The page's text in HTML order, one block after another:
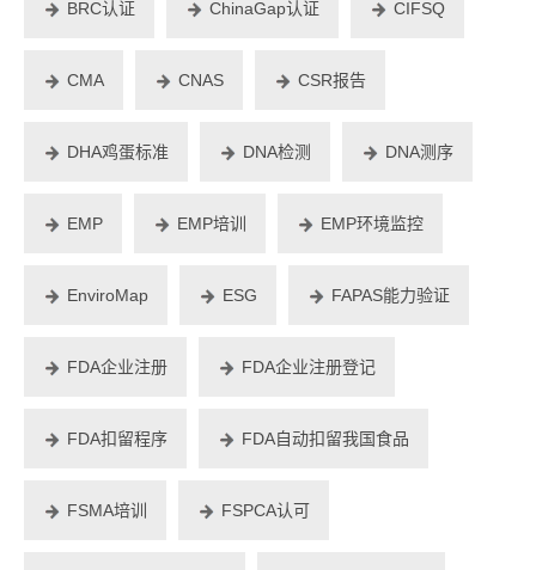
BRC认证 ChinaGap认证 CIFSQ
CMA CNAS CSR报告
DHA鸡蛋标准 DNA检测 DNA测序
EMP EMP培训 EMP环境监控
EnviroMap ESG FAPAS能力验证
FDA企业注册 FDA企业注册登记
FDA扣留程序 FDA自动扣留我国食品
FSMA培训 FSPCA认可